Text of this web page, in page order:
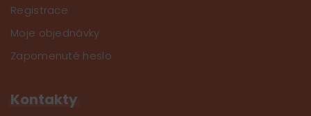
Registrace
Moje objednávky
Zapomenuté heslo
Kontakty